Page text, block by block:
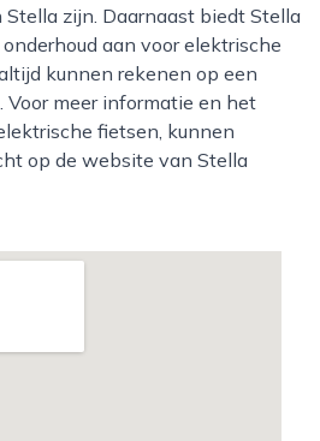
zijn. Daarnaast biedt Stella
aan voor elektrische
kunnen rekenen op een
meer informatie en het
fietsen, kunnen
op de website van Stella